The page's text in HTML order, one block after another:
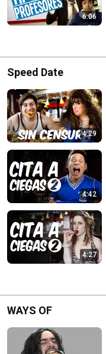
6:06
Speed Date
4:29
4:42
4:27
WAYS OF